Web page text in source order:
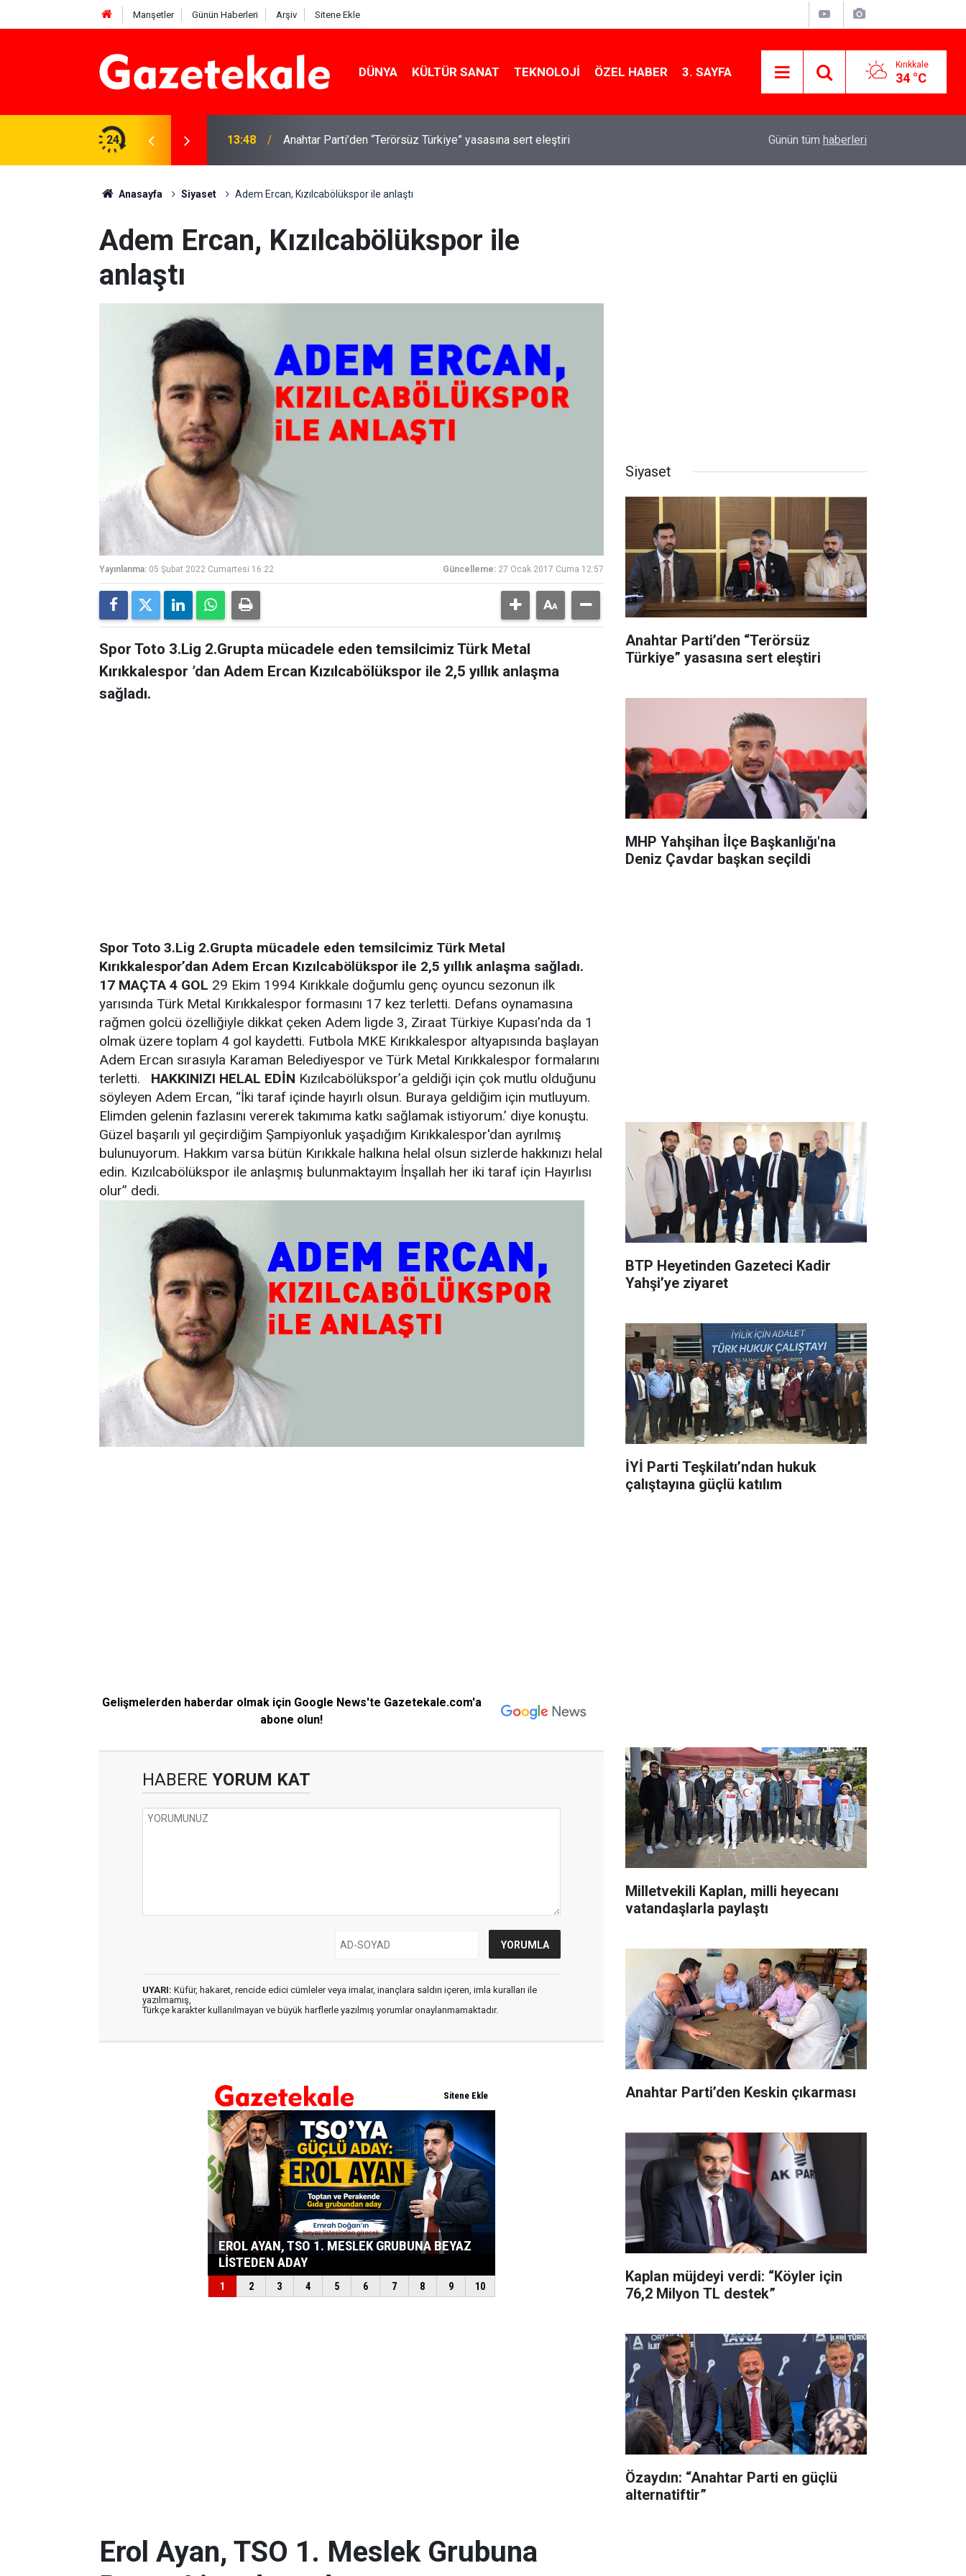
Manşetler Günün Haberleri Arşiv Sitene Ekle
DÜNYA KÜLTÜR SANAT TEKNOLOJI ÖZEL HABER 3. SAYFA Kırıkkale
34 °C
24
Beyaz Listeden aday 13:48 Anahtar Parti’den “Terörsüz Türkiye” yasasına sert eleştiri Kırıkkale’de hayvan hastalıklarına karşı
Günün tüm haberleri
Anasayfa Siyaset Adem Ercan, Kızılcabölükspor ile anlaştı
Adem Ercan, Kızılcabölükspor ile
anlaştı
Yayınlanma: 05 Şubat 2022 Cumartesi 16:22 Güncelleme: 27 Ocak 2017 Cuma 12:57
Spor Toto 3.Lig 2.Grupta mücadele eden temsilcimiz Türk Metal
Kırıkkalespor ’dan Adem Ercan Kızılcabölükspor ile 2,5 yıllık anlaşma
sağladı.
Spor Toto 3.Lig 2.Grupta mücadele eden temsilcimiz Türk Metal
Kırıkkalespor’dan Adem Ercan Kızılcabölükspor ile 2,5 yıllık anlaşma sağladı.
17 MAÇTA 4 GOL 29 Ekim 1994 Kırıkkale doğumlu genç oyuncu sezonun ilk
yarısında Türk Metal Kırıkkalespor formasını 17 kez terletti. Defans oynamasına
rağmen golcü özelliğiyle dikkat çeken Adem ligde 3, Ziraat Türkiye Kupası’nda da 1
olmak üzere toplam 4 gol kaydetti. Futbola MKE Kırıkkalespor altyapısında başlayan
Adem Ercan sırasıyla Karaman Belediyespor ve Türk Metal Kırıkkalespor formalarını
terletti. HAKKINIZI HELAL EDİN Kızılcabölükspor’a geldiği için çok mutlu olduğunu
söyleyen Adem Ercan, “İki taraf içinde hayırlı olsun. Buraya geldiğim için mutluyum.
Elimden gelenin fazlasını vererek takımıma katkı sağlamak istiyorum.’ diye konuştu.
Güzel başarılı yıl geçirdiğim Şampiyonluk yaşadığım Kırıkkalespor'dan ayrılmış
bulunuyorum. Hakkım varsa bütün Kırıkkale halkına helal olsun sizlerde hakkınızı helal
edin. Kızılcabölükspor ile anlaşmış bulunmaktayım İnşallah her iki taraf için Hayırlısı
olur” dedi.
Gelişmelerden haberdar olmak için Google News'te Gazetekale.com'a
abone olun!
HABERE YORUM KAT
UYARI: Küfür, hakaret, rencide edici cümleler veya imalar, inançlara saldırı içeren, imla kuralları ile
yazılmamış,
Türkçe karakter kullanılmayan ve büyük harflerle yazılmış yorumlar onaylanmamaktadır.
Siyaset
Anahtar Parti’den “Terörsüz
Türkiye” yasasına sert eleştiri
MHP Yahşihan İlçe Başkanlığı'na
Deniz Çavdar başkan seçildi
BTP Heyetinden Gazeteci Kadir
Yahşi’ye ziyaret
İYİ Parti Teşkilatı’ndan hukuk
çalıştayına güçlü katılım
Milletvekili Kaplan, milli heyecanı
vatandaşlarla paylaştı
Anahtar Parti’den Keskin çıkarması
Kaplan müjdeyi verdi: “Köyler için
76,2 Milyon TL destek”
Özaydın: “Anahtar Parti en güçlü
alternatiftir”
Erol Ayan, TSO 1. Meslek Grubuna